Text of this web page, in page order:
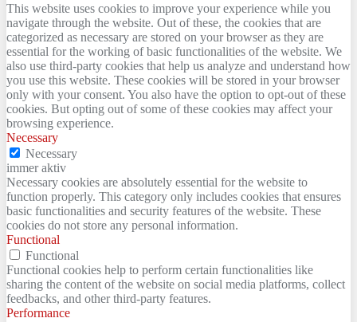
This website uses cookies to improve your experience while you
navigate through the website. Out of these, the cookies that are
categorized as necessary are stored on your browser as they are
essential for the working of basic functionalities of the website. We
also use third-party cookies that help us analyze and understand how
you use this website. These cookies will be stored in your browser
only with your consent. You also have the option to opt-out of these
cookies. But opting out of some of these cookies may affect your
browsing experience.
Necessary
Necessary
immer aktiv
Necessary cookies are absolutely essential for the website to
function properly. This category only includes cookies that ensures
basic functionalities and security features of the website. These
cookies do not store any personal information.
Functional
Functional
Functional cookies help to perform certain functionalities like
sharing the content of the website on social media platforms, collect
feedbacks, and other third-party features.
Performance